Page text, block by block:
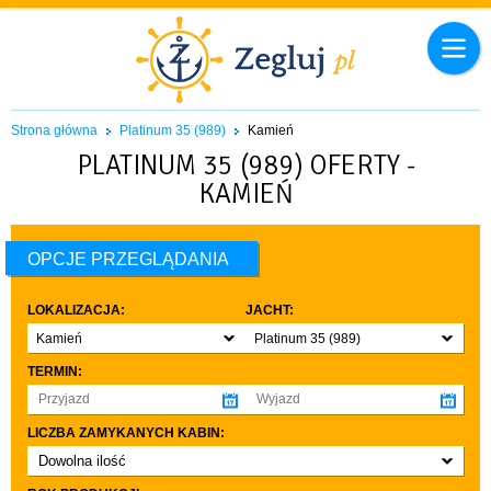
Strona główna Platinum 35 (989) Kamień
PLATINUM 35 (989) OFERTY -
KAMIEŃ
OPCJE PRZEGLĄDANIA
LOKALIZACJA:
Kamień
JACHT:
Platinum 35 (989)
TERMIN:
LICZBA ZAMYKANYCH KABIN:
Dowolna ilość